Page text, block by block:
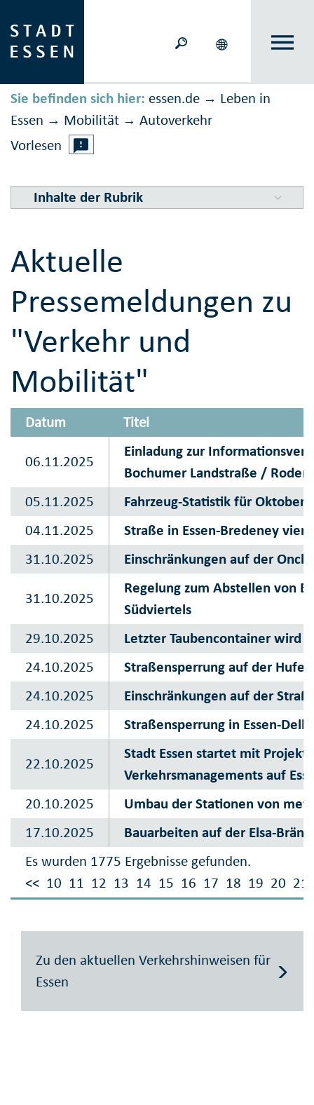
Sie befinden sich hier: essen.de → Leben in
Essen → Mobilität → Auto­verkehr
Vorlesen
Inhalte der Rubrik
Aktuelle
Pressemeldungen zu
"Verkehr und
Mobilität"
Datum Titel
Es wurden 1775 Ergebnisse gefunden.
<< 10 11 12 13 14 15 16 17 18 19 20 21
06.11.2025
Einladung zur
Bochumer Landstraße /
05.11.2025
Fahrzeug-Statistik für Oktober
04.11.2025
Straße in Essen-Bredeney
31.10.2025
Einschränkungen auf der
31.10.2025
Regelung zum Abstellen von
Südviertels
29.10.2025
Letzter Taubencontainer wird
24.10.2025
Straßensperrung auf der
24.10.2025
Einschränkungen auf der
24.10.2025
Straßensperrung in Essen-
22.10.2025
Stadt Essen startet mit Projekt
Verkehrsmanagements auf
20.10.2025
Umbau der Stationen von
17.10.2025
Bauarbeiten auf der Elsa-
Zu den aktuellen Verkehrshinweisen für
Essen